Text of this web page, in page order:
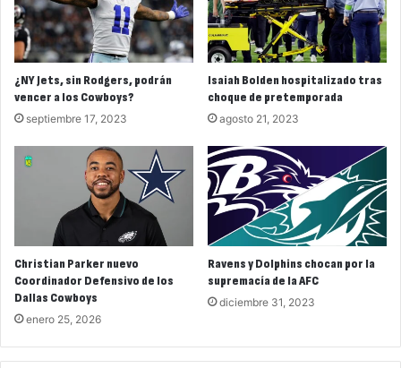
¿NY Jets, sin Rodgers, podrán
vencer a los Cowboys?
septiembre 17, 2023
Isaiah Bolden hospitalizado tras
choque de pretemporada
agosto 21, 2023
Christian Parker nuevo
Coordinador Defensivo de los
Dallas Cowboys
enero 25, 2026
Ravens y Dolphins chocan por la
supremacía de la AFC
diciembre 31, 2023